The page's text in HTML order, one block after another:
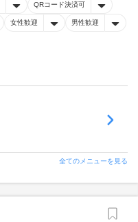
QRコード決済可
女性歓迎 男性歓迎
全てのメニューを見る